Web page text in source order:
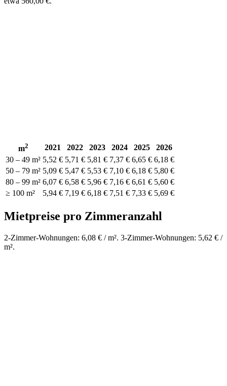
m2 2021 2022 2023 2024 2025
2026
30 – 49 m² 5,52 € 5,71 € 5,81 € 7,37 € 6,65 € 6,18 €
50 – 79 m² 5,09 € 5,47 € 5,53 € 7,10 € 6,18 € 5,80 €
80 – 99 m² 6,07 € 6,58 € 5,96 € 7,16 € 6,61 € 5,60 €
≥ 100 m²
5,94 € 7,19 € 6,18 € 7,51 € 7,33 € 5,69 €
Mietpreise pro Zimmeranzahl
2-Zimmer-Wohnungen: 6,08 € / m². 3-Zimmer-Wohnungen: 5,62 € /
m².